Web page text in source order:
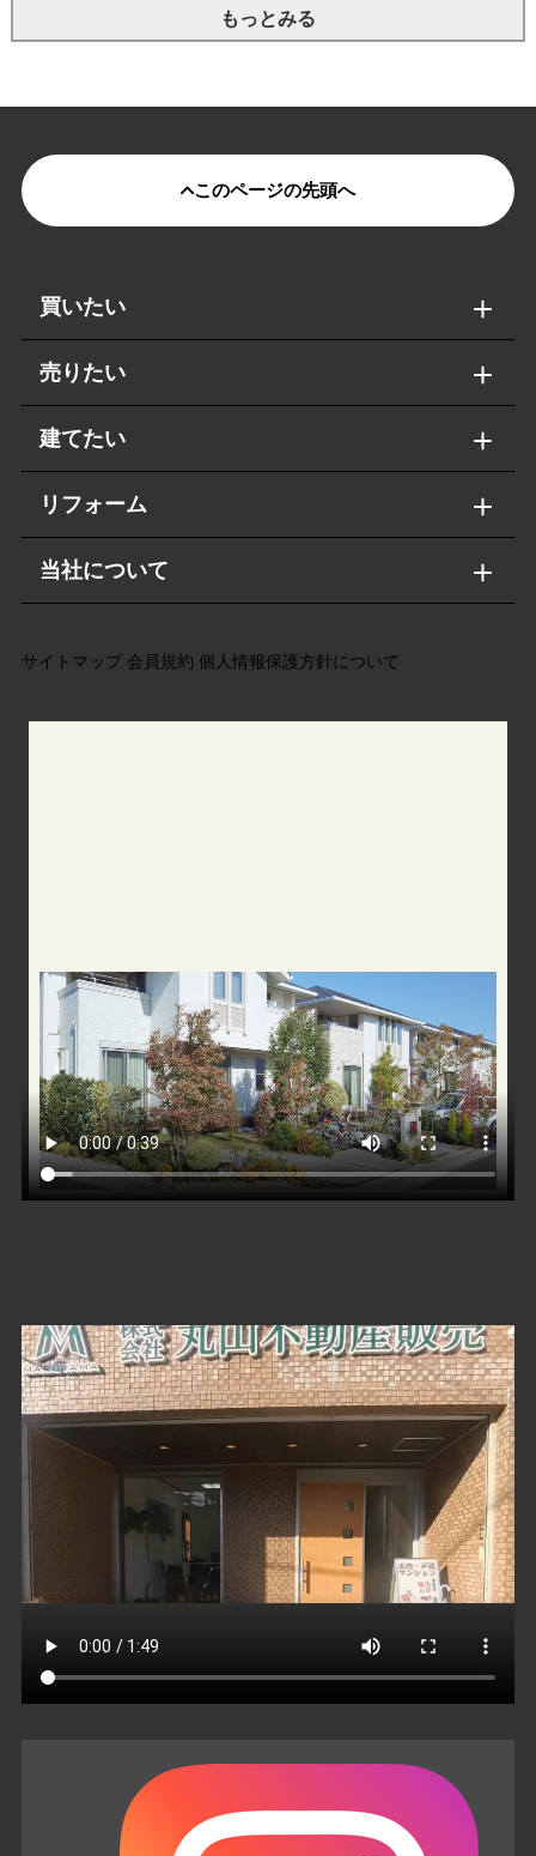
もっとみる
このページの先頭へ
買いたい
売りたい
建てたい
リフォーム
当社について
サイトマップ 会員規約 個人情報保護方針について